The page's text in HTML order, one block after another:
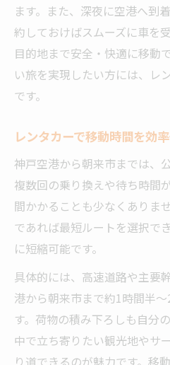
ます。また、深夜に空港へ到
約しておけばスムーズに車を
目的地まで安全・快適に移動
い旅を実現したい方には、レ
です。
レンタカーで移動時間を効
神戸空港から朝来市までは、
複数回の乗り換えや待ち時間
間かかることも少なくありま
であれば最短ルートを選択で
に短縮可能です。
具体的には、高速道路や主要
港から朝来市まで約1時間半
す。荷物の積み下ろしも自分
中で立ち寄りたい観光地やサ